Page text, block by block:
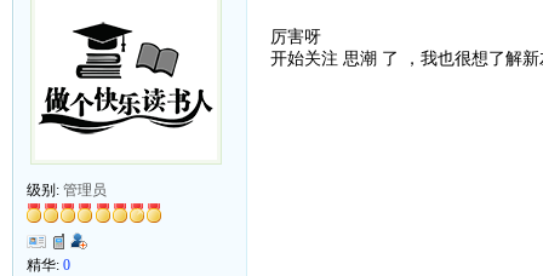
级别: 管理员
精华: 0
厉害呀
开始关注 思潮 了 ，我也很想了解